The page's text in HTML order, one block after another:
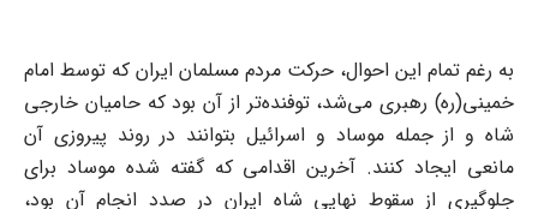
به رغم تمام این احوال، حرکت مردم مسلمان ایران که توسط امام
‌خمینی(ره) رهبری می‌شد، توفنده‌تر از آن بود که حامیان خارجی
شاه و از جمله موساد و اسرائیل بتوانند در روند پیروزی آن
مانعی ایجاد کنند. آخرین اقدامی که گفته شده موساد برای
جلوگیری از سقوط نهایی شاه ایران در صدد انجام آن بود،